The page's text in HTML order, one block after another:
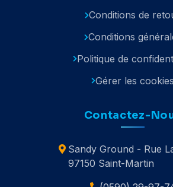
Conditions de
Conditions
Politique de
Gérer les cookies
Contactez-
Sandy Ground - Rue
97150 Saint-Martin